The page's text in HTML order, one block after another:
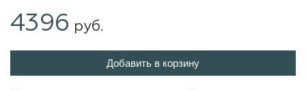
4396 руб.
Добавить в корзину